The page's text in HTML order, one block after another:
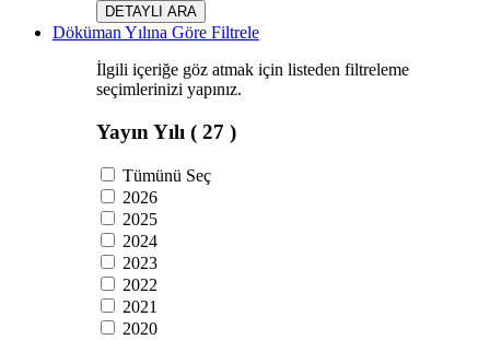
DETAYLI ARA
Döküman Yılına Göre Filtrele
İlgili içeriğe göz atmak için listeden filtreleme
seçimlerinizi yapınız.
Yayın Yılı ( 27 )
Tümünü Seç
2026
2025
2024
2023
2022
2021
2020